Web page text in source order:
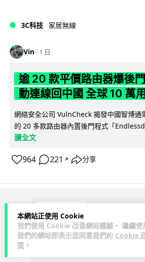
本網站正使用 Cookie
我們使用 Cookie 改善網站體驗。 繼續使
我們的網站即表示您同意我們的 Cookie
策 。
3C科技 家居無線
Vin 1 日
逾 20 款平價路由器爆後
動連線回中國 全球 10 萬
網絡安全公司 VulnCheck 揭發中國智博
的 20 多款路由器內置後門程式「
讀全文
964 221 ↗ 分享